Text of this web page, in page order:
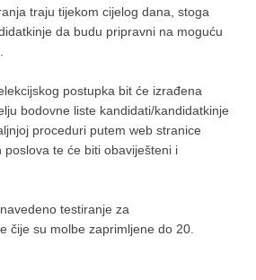
traju tijekom cijelog dana, stoga
da budu pripravni na moguću
postupka bit će izrađena
bodovne liste kandidati/kandidatkinje
proceduri putem web stranice
poslova te će biti obaviješteni i
testiranje za
čije su molbe zaprimljene do 20.